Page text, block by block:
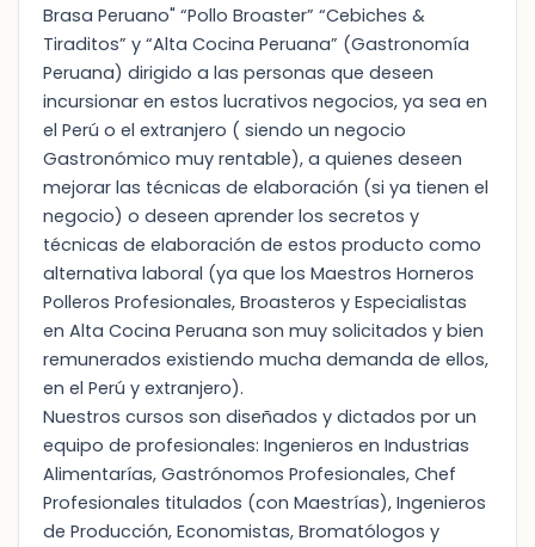
Brasa Peruano" “Pollo Broaster” “Cebiches &
Tiraditos” y “Alta Cocina Peruana” (Gastronomía
Peruana) dirigido a las personas que deseen
incursionar en estos lucrativos negocios, ya sea en
el Perú o el extranjero ( siendo un negocio
Gastronómico muy rentable), a quienes deseen
mejorar las técnicas de elaboración (si ya tienen el
negocio) o deseen aprender los secretos y
técnicas de elaboración de estos producto como
alternativa laboral (ya que los Maestros Horneros
Polleros Profesionales, Broasteros y Especialistas
en Alta Cocina Peruana son muy solicitados y bien
remunerados existiendo mucha demanda de ellos,
en el Perú y extranjero).
Nuestros cursos son diseñados y dictados por un
equipo de profesionales: Ingenieros en Industrias
Alimentarías, Gastrónomos Profesionales, Chef
Profesionales titulados (con Maestrías), Ingenieros
de Producción, Economistas, Bromatólogos y